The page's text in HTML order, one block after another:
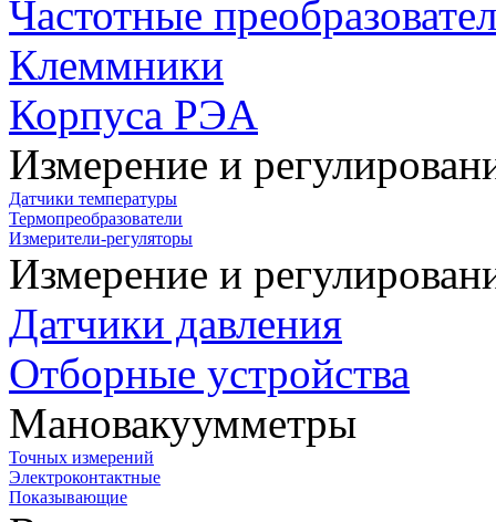
Частотные
Клеммники
Корпуса РЭА
Измерение и
Датчики температуры
Термопреобразователи
Измерители-регуляторы
Измерение и
Датчики давления
Отборные устройства
Мановакуумметры
Точных измерений
Электроконтактные
Показывающие